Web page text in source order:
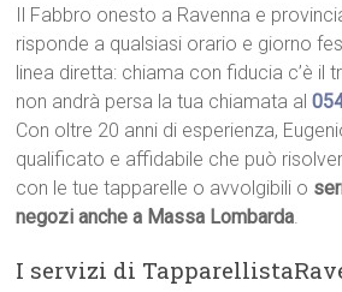
Il Fabbro onesto a Ravenna e
risponde a qualsiasi orario e giorno
linea diretta: chiama con fiducia c’è il
non andrà persa la tua chiamata al
Con oltre 20 anni di esperienza,
qualificato e affidabile che può
con le tue tapparelle o avvolgibili o
negozi anche a Massa Lombarda.
I servizi di